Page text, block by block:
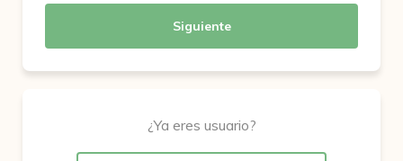
Siguiente
¿Ya eres usuario?